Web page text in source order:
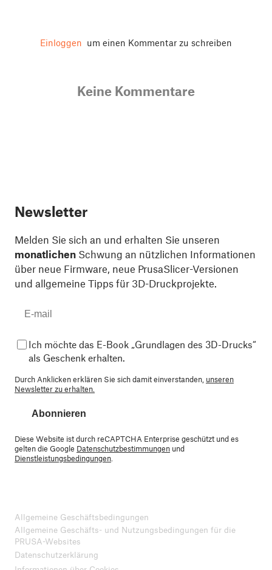
Einloggen um einen Kommentar zu schreiben
Keine Kommentare
Newsletter
Melden Sie sich an und erhalten Sie unseren
monatlichen Schwung an nützlichen Informationen
über neue Firmware, neue PrusaSlicer-Versionen
und allgemeine Tipps für 3D-Druckprojekte.
Ich möchte das E-Book „Grundlagen des 3D-Drucks“
als Geschenk erhalten.
Durch Anklicken erklären Sie sich damit einverstanden, unseren
Newsletter zu erhalten.
Abonnieren
Diese Website ist durch reCAPTCHA Enterprise geschützt und es
gelten die Google Datenschutzbestimmungen und
Dienstleistungsbedingungen
Allgemeine Geschäftsbedingungen
Allgemeine Geschäfts- und Nutzungsbedingungen für die
PRUSA-Websites
Datenschutzerklärung